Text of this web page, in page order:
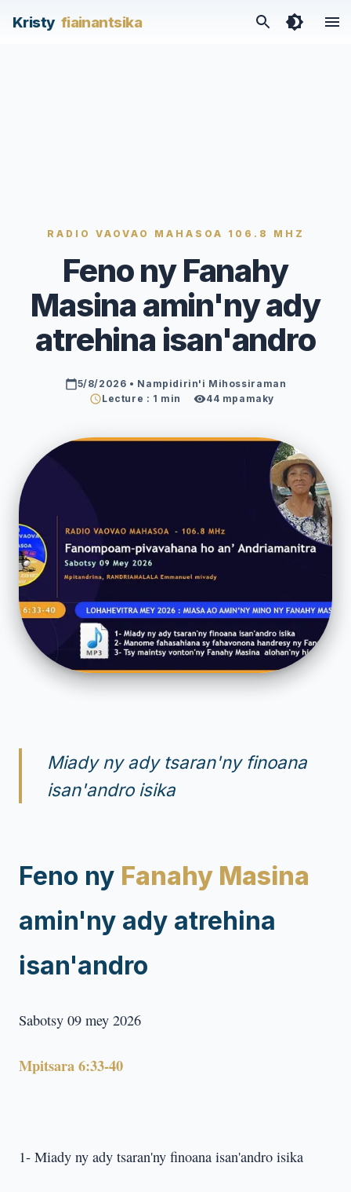
Kristy fiainantsika
RADIO VAOVAO MAHASOA 106.8 MHZ
Feno ny Fanahy
Masina amin'ny ady
atrehina isan'andro
5/8/2026 • Nampidirin'i Mihossiraman
Lecture : 1 min
44 mpamaky
Miady ny ady tsaran'ny finoana
isan'andro isika
Feno ny Fanahy Masina
amin'ny ady atrehina
isan'andro
Sabotsy 09 mey 2026
Mpitsara 6:33-40
1- Miady ny ady tsaran'ny finoana isan'andro isika
/articles/feno-ny-fanahy-masina-aminny-ady-atrehina-